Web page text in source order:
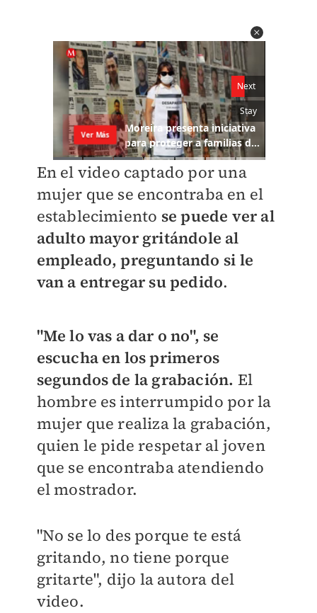
En el video captado por una
mujer que se encontraba en el
establecimiento se puede ver al
adulto mayor gritándole al
empleado, preguntando si le
van a entregar su pedido.
"Me lo vas a dar o no", se
escucha en los primeros
segundos de la grabación. El
hombre es interrumpido por la
mujer que realiza la grabación,
quien le pide respetar al joven
que se encontraba atendiendo
el mostrador.
"No se lo des porque te está
gritando, no tiene porque
gritarte", dijo la autora del
video.